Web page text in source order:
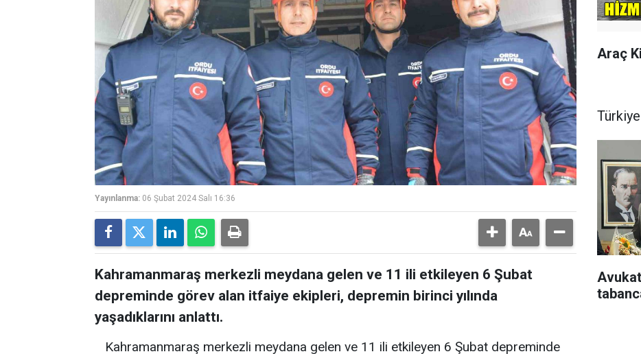
Yayınlanma: 06 Şubat 2024 Salı 16:36
Kahramanmaraş merkezli meydana gelen ve 11 ili etkileyen 6 Şubat
depreminde görev alan itfaiye ekipleri, depremin birinci yılında
yaşadıklarını anlattı.
Kahramanmaraş merkezli meydana gelen ve 11 ili etkileyen 6 Şubat depreminde
Araç
Türkiye